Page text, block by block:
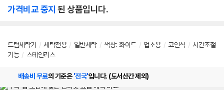
가격비교 중지 된 상품입니다.
드럼세탁기 / 세탁전용 / 일반세탁 / 색상: 화이트 / 업소용 / 코인식 / 시간조절
기능 / 스테인리스
배송비 무료의 기준은'전국'입니다. (도서산간 제외)